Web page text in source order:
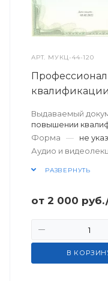
АРТ. МУКЦ-44-120
Выдаваемый
повышении
Форма
—
не
Аудио и
РАЗВЕРНУТЬ
от 2 000 руб.
В